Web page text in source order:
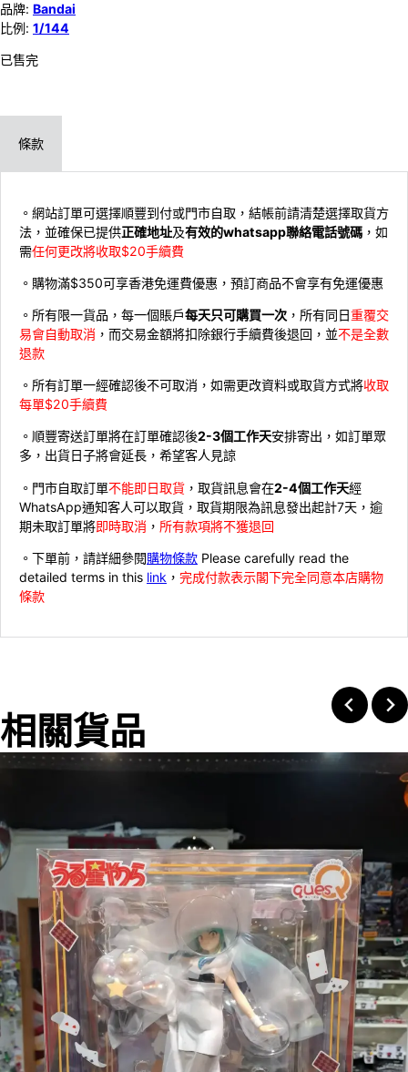
品牌: Bandai
比例: 1/144
已售完
條款
。網站訂單可選擇順豐到付或門市自取，結帳前請清楚選擇取貨方
法，並確保已提供正確地址及有效的whatsapp聯絡電話號碼 ，如
需任何更改將收取$20手續費
。購物滿$350可享香港免運費優惠，預訂商品不會享有免運優惠
。所有限一貨品，每一個賬戶每天只可購買一次 ，所有同日重覆交
易會自動取消 ，而交易金額將扣除銀行手續費後退回，並不是全數
退款
。所有訂單一經確認後不可取消，如需更改資料或取貨方式將收取
每單$20手續費
。順豐寄送訂單將在訂單確認後2-3個工作天安排寄出，如訂單眾
多，出貨日子將會延長，希望客人見諒
。門市自取訂單不能即日取貨 ，取貨訊息會在2-4個工作天經
WhatsApp通知客人可以取貨，取貨期限為訊息發出起計7天，逾
期未取訂單將即時取消 ， 所有款項將不獲退回
。下單前，請詳細參閱購物條款 Please carefully read the
detailed terms in this link ， 完成付款表示閣下完全同意本店購物
條款
相關貨品